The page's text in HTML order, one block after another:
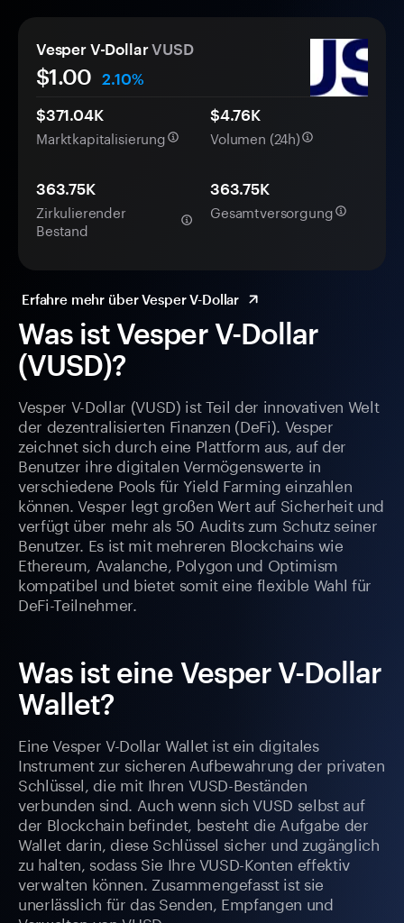
Was ist Vesper V-Dollar
(VUSD)?
Vesper V-Dollar (VUSD) ist Teil der innovativen Welt
der dezentralisierten Finanzen (DeFi). Vesper
zeichnet sich durch eine Plattform aus, auf der
Benutzer ihre digitalen Vermögenswerte in
verschiedene Pools für Yield Farming einzahlen
können. Vesper legt großen Wert auf Sicherheit und
verfügt über mehr als 50 Audits zum Schutz seiner
Benutzer. Es ist mit mehreren Blockchains wie
Ethereum, Avalanche, Polygon und Optimism
kompatibel und bietet somit eine flexible Wahl für
DeFi-Teilnehmer.
Was ist eine Vesper V-Dollar
Wallet?
Eine Vesper V-Dollar Wallet ist ein digitales
Instrument zur sicheren Aufbewahrung der privaten
Schlüssel, die mit Ihren VUSD-Beständen
verbunden sind. Auch wenn sich VUSD selbst auf
der Blockchain befindet, besteht die Aufgabe der
Wallet darin, diese Schlüssel sicher und zugänglich
zu halten, sodass Sie Ihre VUSD-Konten effektiv
verwalten können. Zusammengefasst ist sie
unerlässlich für das Senden, Empfangen und
Vesper V-DollarVUSD
$1.00
2.10%
$371.04K
Marktkapitalisierung
$4.76K
Volumen (24h)
363.75K
Zirkulierender
Bestand
363.75K
Gesamtversorgung
Erfahre mehr über Vesper V-Dollar